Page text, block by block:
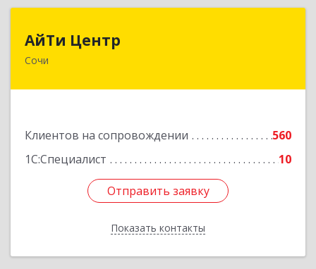
АйТи Центр
Сочи
Клиентов на сопровождении
560
1С:Специалист
10
Отправить заявку
Показать контакты
354000, Краснодарский край, Сочи, Московская
Отправить заявку
Назад